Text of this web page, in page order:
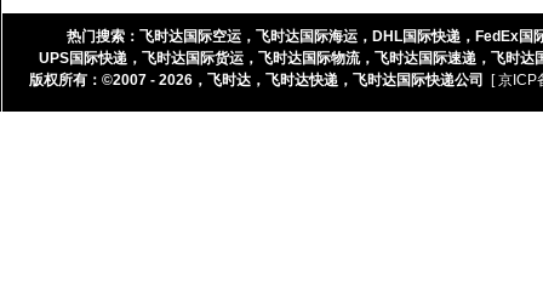
热门搜索： 飞时达国际空运 ， 飞时达国际海运 ， DHL国际快递 ， FedEx国
UPS国际快递 ， 飞时达国际货运 ， 飞时达国际物流， 飞时达国际速递 ， 飞时达
版权所有：©2007 - 2026， 飞时达， 飞时达快递， 飞时达国际快递公司 [ 京ICP